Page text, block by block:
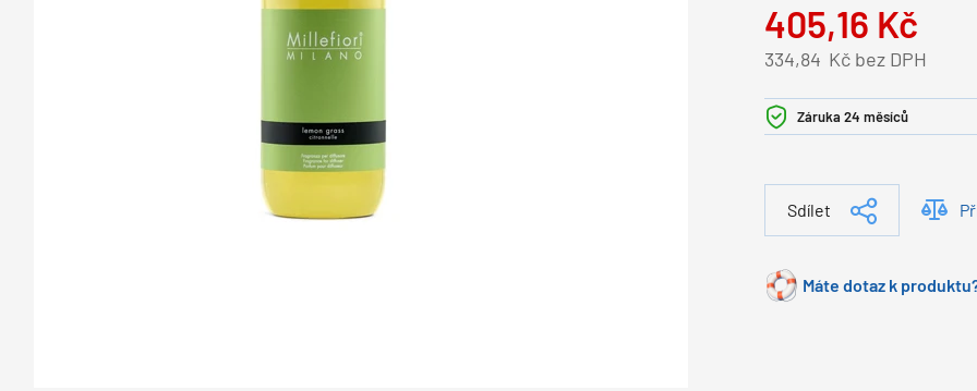
405,16 Kč
Kč bez DPH
334,84
Záruka 24 měsíců
Sdílet
Máte dotaz k